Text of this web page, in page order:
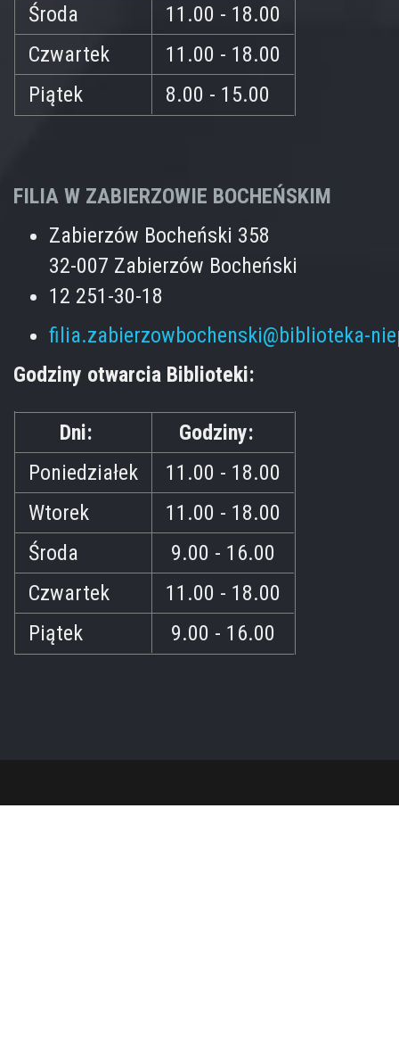
Środa
11.00 - 18.00
Czwartek
11.00 - 18.00
Piątek
8.00 - 15.00
FILIA W ZABIERZOWIE BOCHEŃSKIM
Zabierzów Bocheński 358
32-007 Zabierzów Bocheński
12 251-30-18
filia.zabierzowbochenski@biblioteka-
Godziny otwarcia Biblioteki:
Dni:
Godziny:
Poniedziałek
11.00 - 18.00
Wtorek
11.00 - 18.00
Środa
9.00 - 16.00
Czwartek
11.00 - 18.00
Piątek
9.00 - 16.00